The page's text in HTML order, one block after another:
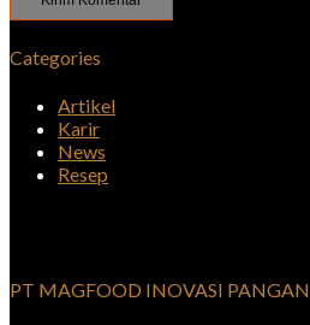
Categories
Artikel
Karir
News
Resep
PT MAGFOOD INOVASI PANGAN